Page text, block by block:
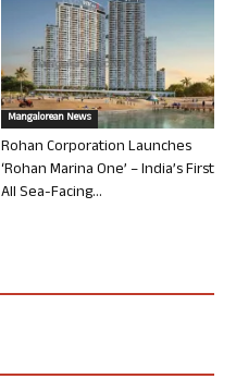
Mangalorean News
Rohan Corporation Launches
‘Rohan Marina One’ – India’s First
All Sea-Facing...